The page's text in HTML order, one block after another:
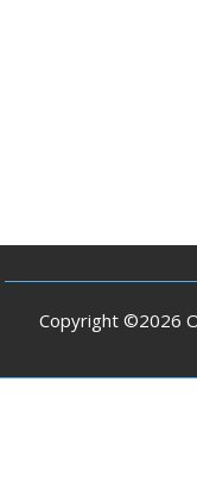
Copyright ©2026